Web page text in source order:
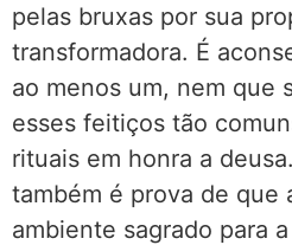
pelas bruxas por sua
transformadora. É
ao menos um, nem que
esses feitiços tão
rituais em honra a
também é prova de que
ambiente sagrado para